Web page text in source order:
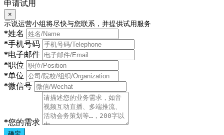
申请试用
×
示说运营小组将尽快与您联系，并提供试用服务
*姓名
*手机号码
*电子邮件
*职位
*单位
*微信号
*您的需求